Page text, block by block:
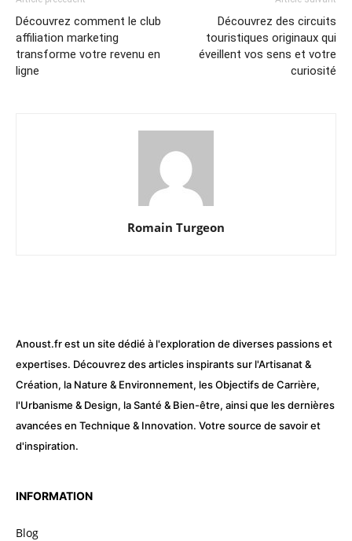
Découvrez comment le club
affiliation marketing
transforme votre revenu en
ligne
Découvrez des circuits
touristiques originaux qui
éveillent vos sens et votre
curiosité
Romain Turgeon
Anoust.fr est un site dédié à l'exploration de diverses passions et
expertises. Découvrez des articles inspirants sur l'Artisanat &
Création, la Nature & Environnement, les Objectifs de Carrière,
l'Urbanisme & Design, la Santé & Bien-être, ainsi que les dernières
avancées en Technique & Innovation. Votre source de savoir et
d'inspiration.
INFORMATION
Blog